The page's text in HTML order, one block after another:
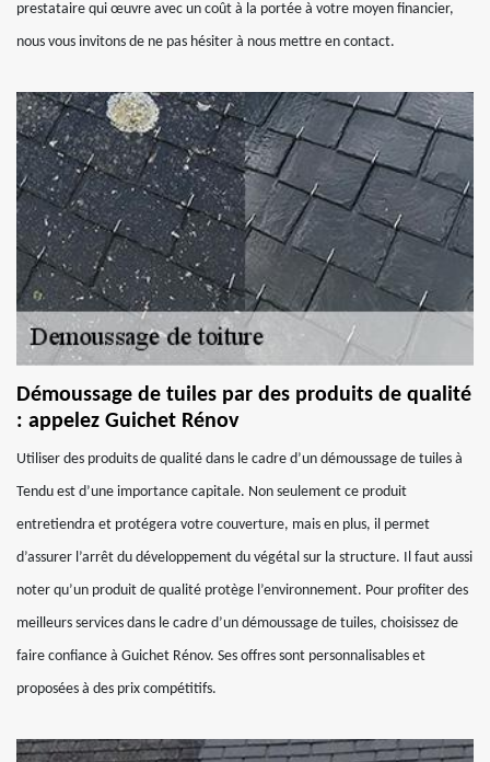
prestataire qui œuvre avec un coût à la portée à votre moyen financier,
nous vous invitons de ne pas hésiter à nous mettre en contact.
Démoussage de tuiles par des produits de qualité
: appelez Guichet Rénov
Utiliser des produits de qualité dans le cadre d’un démoussage de tuiles à
Tendu est d’une importance capitale. Non seulement ce produit
entretiendra et protégera votre couverture, mais en plus, il permet
d’assurer l’arrêt du développement du végétal sur la structure. Il faut aussi
noter qu’un produit de qualité protège l’environnement. Pour profiter des
meilleurs services dans le cadre d’un démoussage de tuiles, choisissez de
faire confiance à Guichet Rénov. Ses offres sont personnalisables et
proposées à des prix compétitifs.